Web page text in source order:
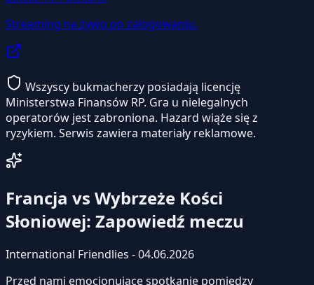
Streaming na żywo po zalogowaniu.
Wszyscy bukmacherzy posiadają licencję
Ministerstwa Finansów RP. Gra u nielegalnych
operatorów jest zabroniona. Hazard wiąże się z
ryzykiem. Serwis zawiera materiały reklamowe.
Francja vs Wybrzeże Kości
Słoniowej: Zapowiedź meczu
International Friendlies - 04.06.2026
Przed nami emocjonujące spotkanie pomiędzy